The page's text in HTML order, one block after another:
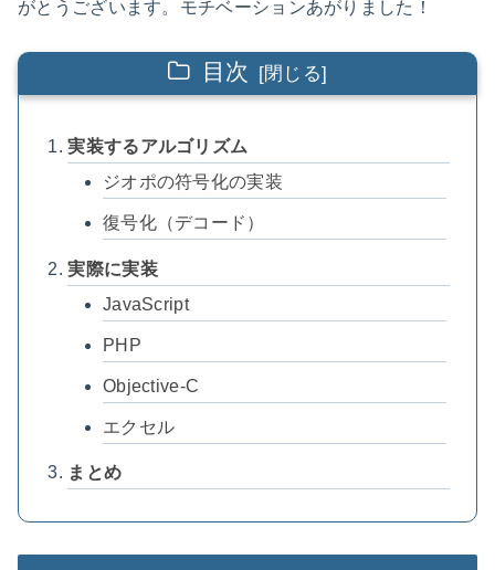
がとうございます。モチベーションあがりました！
目次
実装するアルゴリズム
ジオポの符号化の実装
復号化（デコード）
実際に実装
JavaScript
PHP
Objective-C
エクセル
まとめ